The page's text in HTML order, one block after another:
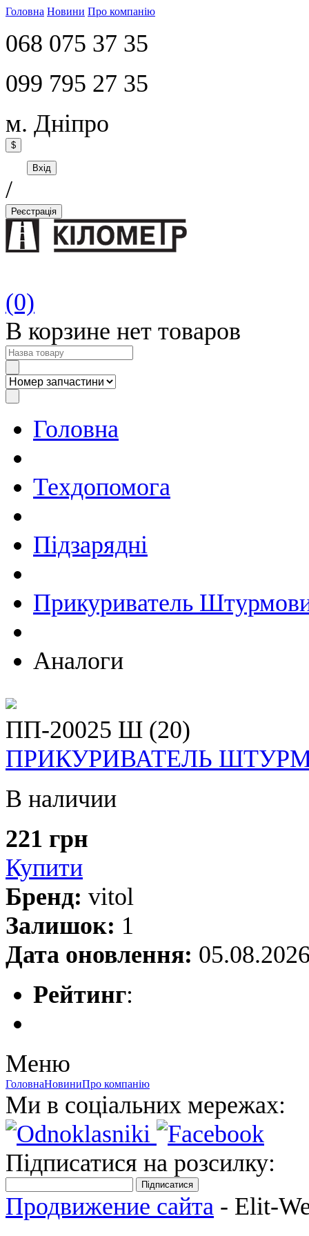
Головна Новини Про компанію
068 075 37 35
099 795 27 35
м. Дніпро
$
Вхід
/
Реєстрація
(0)
В корзине нет товаров
Головна
Техдопомога
Підзарядні
Прикуриватель
Аналоги
ПП-20025 Ш (20)
ПРИКУРИВАТЕЛЬ
В наличии
221 грн
Купити
Бренд: vitol
Залишок: 1
Дата оновлення:
Рейтинг:
Меню
ГоловнаНовиниПро компанію
Ми в соціальних мережах:
Підписатися на розсилку:
Підписатися
Продвижение сайта - Elit-